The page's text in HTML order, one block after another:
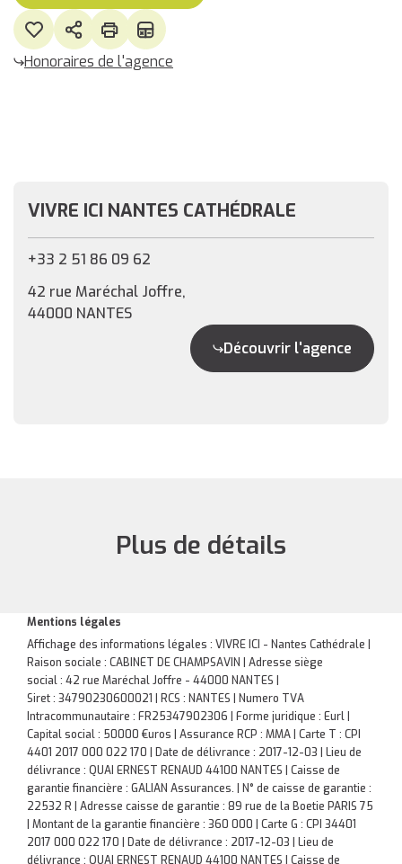
Honoraires de l'agence
VIVRE ICI NANTES CATHÉDRALE
+33 2 51 86 09 62
42 rue Maréchal Joffre,
44000 NANTES
Découvrir l'agence
Plus de détails
Mentions légales
Affichage des informations légales : VIVRE ICI - Nantes Cathédrale |
Raison sociale : CABINET DE CHAMPSAVIN | Adresse siège
social : 42 rue Maréchal Joffre - 44000 NANTES |
Siret : 34790230600021 | RCS : NANTES | Numero TVA
Intracommunautaire : FR25347902306 | Forme juridique : Eurl |
Capital social : 50000 €uros | Assurance RCP : MMA | Carte T : CPI
4401 2017 000 022 170 | Date de délivrance : 2017-12-03 | Lieu de
délivrance : QUAI ERNEST RENAUD 44100 NANTES | Caisse de
garantie financière : GALIAN Assurances. | N° de caisse de garantie :
22532 R | Adresse caisse de garantie : 89 rue de la Boetie PARIS 75
| Montant de la garantie financière : 360 000 | Carte G : CPI 34401
2017 000 022 170 | Date de délivrance : 2017-12-03 | Lieu de
délivrance : QUAI ERNEST RENAUD 44100 NANTES | Caisse de